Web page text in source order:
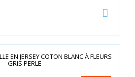
EN JERSEY COTON BLANC À FLEURS
GRIS PERLE